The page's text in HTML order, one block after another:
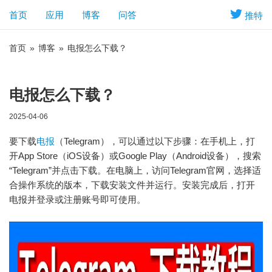
推特
首页 应用 博客 问答
首页 » 博客 » 电报怎么下载？
电报怎么下载？
2025-04-06
要下载电报 （Telegram），可以通过以下步骤：在手机上，打
开App Store（iOS设备）或Google Play（Android设备），搜索
“Telegram”并点击下载。在电脑上，访问Telegram官网，选择适
合操作系统的版本，下载安装文件并运行。安装完成后，打开
电报并登录或注册账号即可使用。